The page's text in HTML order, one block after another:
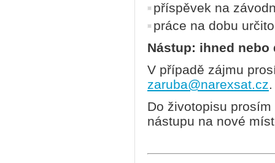
příspěvek na
práce na dobu
Nástup: ihned nebo
V případě zájmu
zaruba@narexsat.cz.
Do životopisu
nástupu na nové